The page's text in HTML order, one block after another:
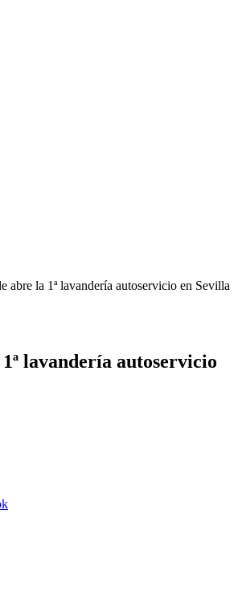
abre la 1ª lavandería autoservicio en Sevilla
lavandería autoservicio